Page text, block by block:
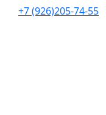
+7 (926)205-74-55